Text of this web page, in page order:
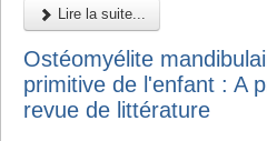
Lire la suite...
Ostéomyélite
primitive de l'enfant : A
revue de littérature